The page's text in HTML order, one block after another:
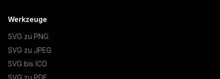
Werkzeuge
SVG zu PNG
SVG zu JPEG
SVG bis ICO
SVG zu PDF